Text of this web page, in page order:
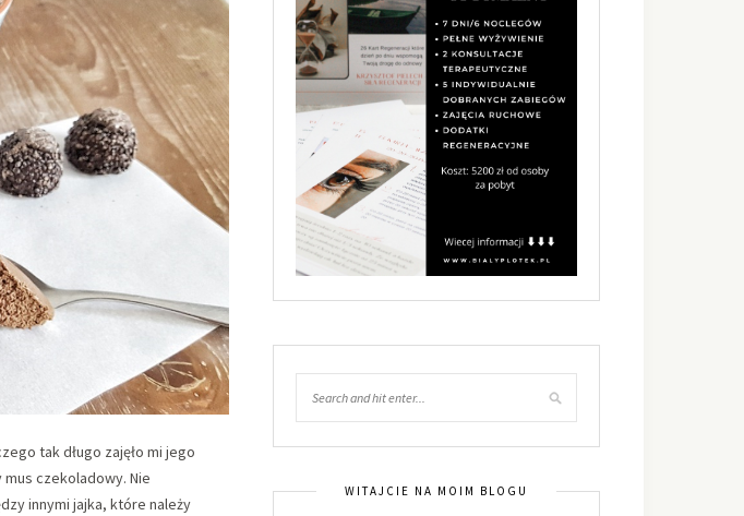
tak długo zajęło mi jego
czekoladowy. Nie
innymi jajka, które należy
WITAJCIE NA MOIM BLOGU